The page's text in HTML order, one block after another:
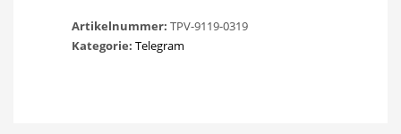
Menge
Artikelnummer: TPV-9119-0319
Kategorie: Telegram